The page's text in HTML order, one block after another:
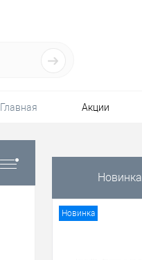
Главная Акции
Новинка
Новинка